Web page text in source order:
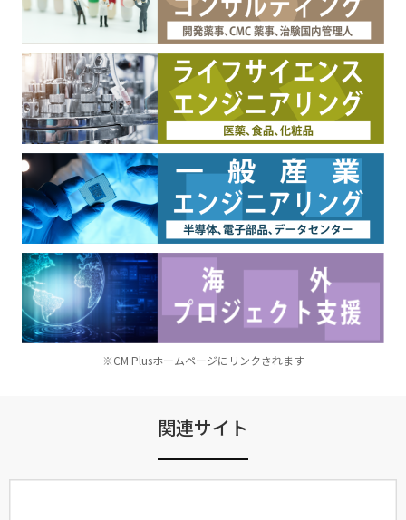
※CM Plusホームページにリンクされます
関連サイト